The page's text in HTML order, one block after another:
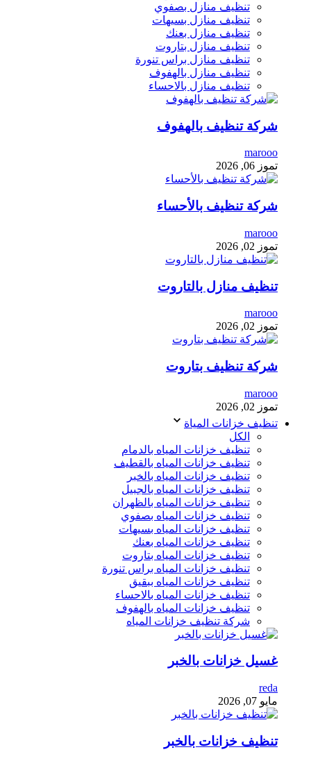
تنظيف منازل بصفوي
تنظيف منازل بسيهات
تنظيف منازل بعنك
تنظيف منازل بتاروت
تنظيف منازل براس تنورة
تنظيف منازل بالهفوف
تنظيف منازل بالاحساء
شركة تنظيف بالهفوف
marooo
تموز 06, 2026
شركة تنظيف بالأحساء
marooo
تموز 02, 2026
تنظيف منازل بالتاروت
marooo
تموز 02, 2026
شركة تنظيف بتاروت
marooo
تموز 02, 2026
تنظيف خزانات المياة
الكل
تنظيف خزانات المياه بالدمام
تنظيف خزانات المياه بالقطيف
تنظيف خزانات المياه بالخبر
تنظيف خزانات المياه بالجبيل
تنظيف خزانات المياه بالظهران
تنظيف خزانات المياه بصفوي
تنظيف خزانات المياه بسيهات
تنظيف خزانات المياه بعنك
تنظيف خزانات المياه بتاروت
تنظيف خزانات المياه براس تنورة
تنظيف خزانات المياه ببقيق
تنظيف خزانات المياه بالاحساء
تنظيف خزانات المياه بالهفوف
شركة تنظيف خزانات المياه
غسيل خزانات بالخبر
reda
مايو 07, 2026
تنظيف خزانات بالخبر